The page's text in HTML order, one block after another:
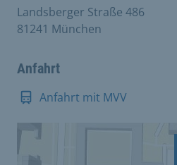
Landsberger Straße 486
81241 München
Anfahrt
Anfahrt mit MVV